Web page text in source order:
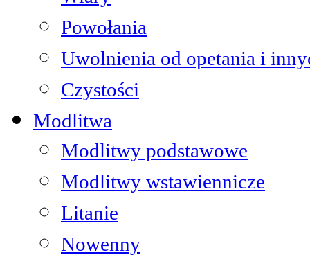
Powołania
Uwolnienia od opetania i
Czystości
Modlitwa
Modlitwy podstawowe
Modlitwy wstawiennicze
Litanie
Nowenny